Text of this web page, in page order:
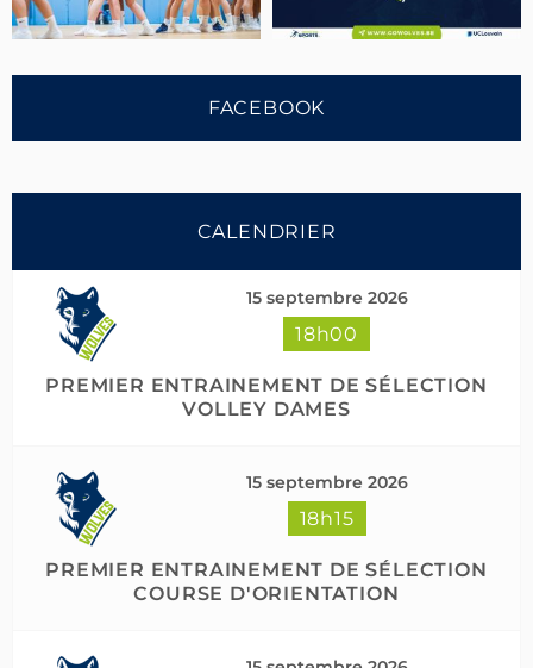
Charger plus Suivre sur Instagram
FACEBOOK
CALENDRIER
15 septembre 2026
18h00
PREMIER ENTRAINEMENT DE SÉLECTION
VOLLEY DAMES
15 septembre 2026
18h15
PREMIER ENTRAINEMENT DE SÉLECTION
COURSE D'ORIENTATION